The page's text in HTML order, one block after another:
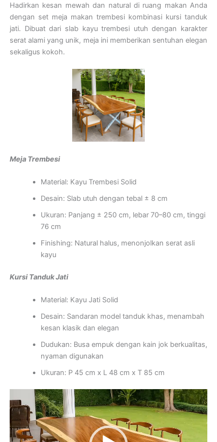
Hadirkan kesan mewah dan natural di ruang makan Anda
dengan set meja makan trembesi kombinasi kursi tanduk
jati. Dibuat dari slab kayu trembesi utuh dengan karakter
serat alami yang unik, meja ini memberikan sentuhan elegan
sekaligus kokoh.
Meja Trembesi
Material: Kayu Trembesi Solid
Desain: Slab utuh dengan tebal ± 8 cm
Ukuran: Panjang ± 250 cm, lebar 70–80 cm, tinggi
76 cm
Finishing: Natural halus, menonjolkan serat asli
kayu
Kursi Tanduk Jati
Material: Kayu Jati Solid
Desain: Sandaran model tanduk khas, menambah
kesan klasik dan elegan
Dudukan: Busa empuk dengan kain jok berkualitas,
nyaman digunakan
Ukuran: P 45 cm x L 48 cm x T 85 cm
Pemutar
Video